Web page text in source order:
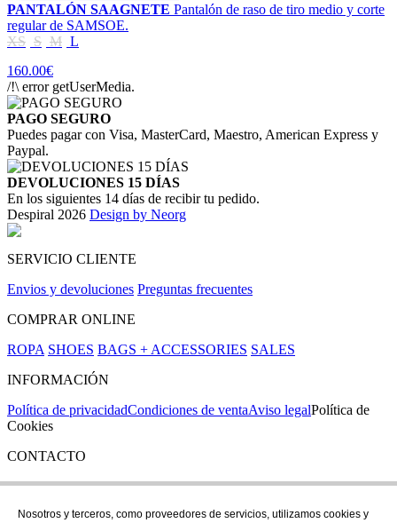
PANTALÓN SAAGNETE Pantalón de raso de tiro medio y corte
regular de SAMSOE.
XS S M L
160.00€
/!\ error getUserMedia.
PAGO SEGURO
Puedes pagar con Visa, MasterCard, Maestro, American Express y
Paypal.
DEVOLUCIONES 15 DÍAS
En los siguientes 14 días de recibir tu pedido.
Despiral 2026 Design by Neorg
SERVICIO CLIENTE
Envios y devoluciones Preguntas frecuentes
COMPRAR ONLINE
ROPA SHOES BAGS + ACCESSORIES SALES
INFORMACIÓN
Política de privacidadCondiciones de ventaAviso legalPolítica de
Cookies
CONTACTO
Si tienes cualquier duda puedes contactar con nosotros en nuestra
Nosotros y terceros, como proveedores de servicios, utilizamos cookies y